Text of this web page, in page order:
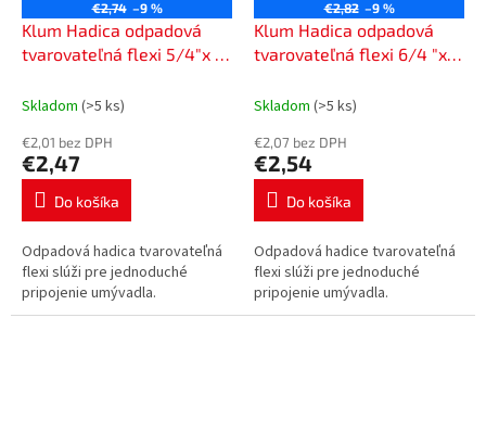
€2,74 –9 %
Klum Hadica odpadová
tvarovateľná flexi 5/4"x o
maticou PR7080C
Skladom (>5 ks)
€2,01 bez DPH
€2,47
Do košíka
Odpadová hadica tvarovateľná
flexi slúži pre jednoduché
pripojenie umývadla.
€2,82 –9 %
Klum Hadica odpadová
tvarovateľná flexi 6/4 "x o
maticou PR7082C
Skladom (>5 ks)
€2,07 bez DPH
€2,54
Do košíka
Odpadová hadice tvarovateľná
flexi slúži pre jednoduché
pripojenie umývadla.